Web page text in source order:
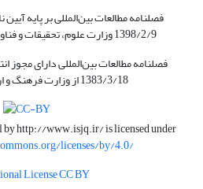
1398/2/9 وزارت علوم، تحقیقات و فناوری، یک نشریه علمی است
1383/3/18 از وزارت فرهنگ و ارشاد اسلامی است
byhttp://www.isjq.ir/is licensed under
licenses/by/4.0/
License CC BY